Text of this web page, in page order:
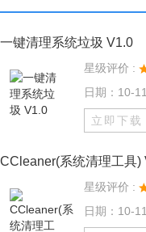
一键清理系统垃圾 V1.0
星级评价 :
日期：10-11
立即下载
星级评价 :
日期：10-11